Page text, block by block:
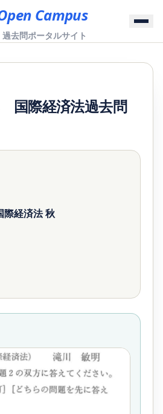
Campus
過去問ポータルサイト
国際経済法過去問
際経済法 秋